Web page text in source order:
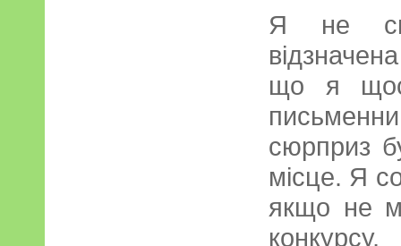
Я не
що я
сюрприз
місце. Я
якщо не